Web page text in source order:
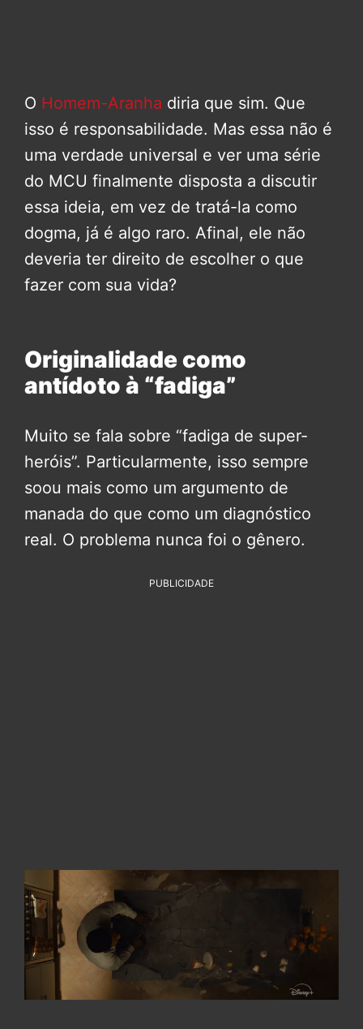
O Homem-Aranha diria que sim. Que
isso é responsabilidade. Mas essa não é
uma verdade universal e ver uma série
do MCU finalmente disposta a discutir
essa ideia, em vez de tratá-la como
dogma, já é algo raro. Afinal, ele não
deveria ter direito de escolher o que
fazer com sua vida?
Originalidade como
antídoto à “fadiga”
Muito se fala sobre “fadiga de super-
heróis”. Particularmente, isso sempre
soou mais como um argumento de
manada do que como um diagnóstico
real. O problema nunca foi o gênero.
PUBLICIDADE